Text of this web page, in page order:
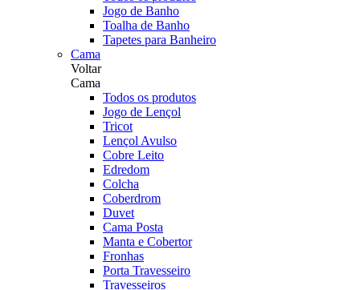
Jogo de Banho
Toalha de Banho
Tapetes para Banheiro
Cama
Voltar
Cama
Todos os produtos
Jogo de Lençol
Tricot
Lençol Avulso
Cobre Leito
Edredom
Colcha
Coberdrom
Duvet
Cama Posta
Manta e Cobertor
Fronhas
Porta Travesseiro
Travesseiros